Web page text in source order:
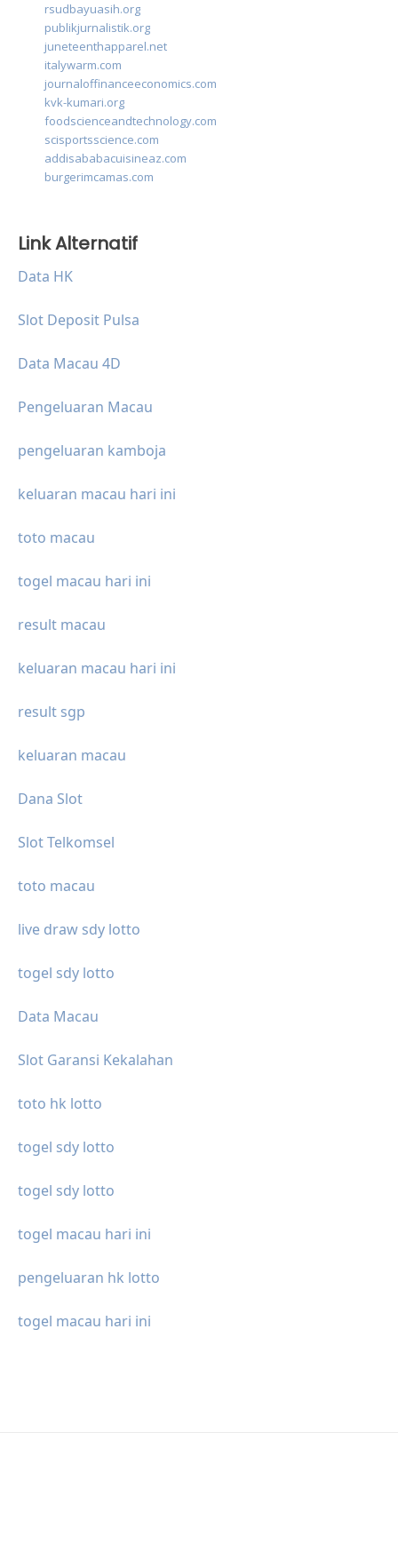
rsudbayuasih.org
publikjurnalistik.org
juneteenthapparel.net
italywarm.com
journaloffinanceeconomics.com
kvk-kumari.org
foodscienceandtechnology.com
scisportsscience.com
addisababacuisineaz.com
burgerimcamas.com
Link Alternatif
Data HK
Slot Deposit Pulsa
Data Macau 4D
Pengeluaran Macau
pengeluaran kamboja
keluaran macau hari ini
toto macau
togel macau hari ini
result macau
keluaran macau hari ini
result sgp
keluaran macau
Dana Slot
Slot Telkomsel
toto macau
live draw sdy lotto
togel sdy lotto
Data Macau
Slot Garansi Kekalahan
toto hk lotto
togel sdy lotto
togel sdy lotto
togel macau hari ini
pengeluaran hk lotto
togel macau hari ini